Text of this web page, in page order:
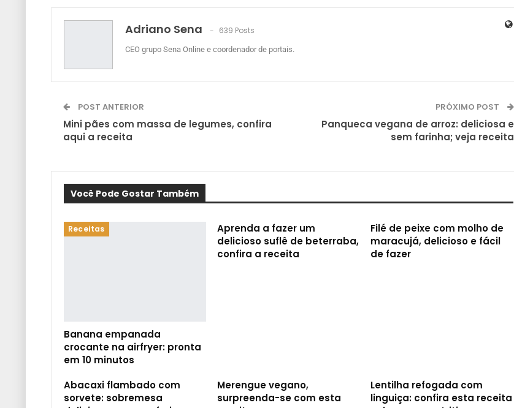
Adriano Sena 639 Posts
CEO grupo Sena Online e coordenador de portais.
POST ANTERIOR
Mini pães com massa de legumes, confira
aqui a receita
PRÓXIMO POST
Panqueca vegana de arroz: deliciosa e
sem farinha; veja receita
Você Pode Gostar Também
Receitas
Banana empanada
crocante na airfryer: pronta
em 10 minutos
Aprenda a fazer um
delicioso suflê de beterraba,
confira a receita
Filé de peixe com molho de
maracujá, delicioso e fácil
de fazer
Abacaxi flambado com
sorvete: sobremesa
Merengue vegano,
surpreenda-se com esta
Lentilha refogada com
linguiça: confira esta receita